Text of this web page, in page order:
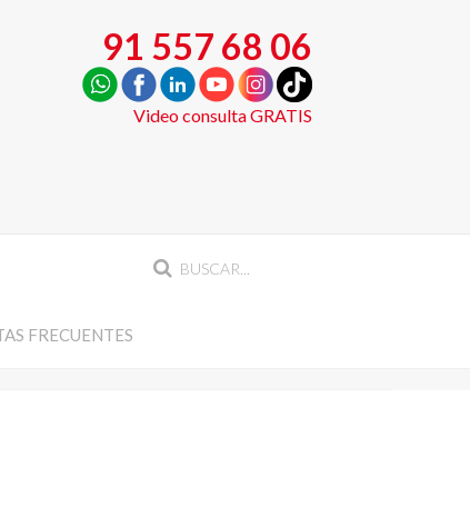
91 557 68 06
Video consulta GRATIS
FRECUENTES